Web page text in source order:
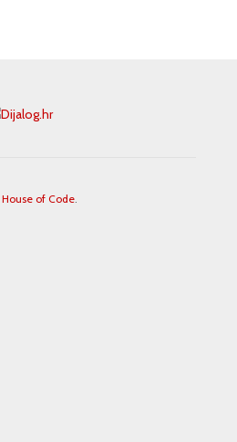
House of Code.